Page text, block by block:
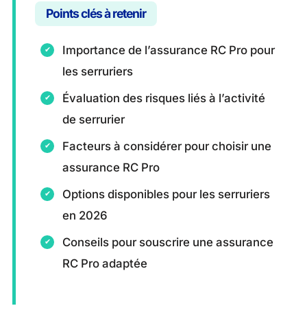
Points clés à retenir
Importance de l’assurance RC Pro pour
les serruriers
Évaluation des risques liés à l’activité
de serrurier
Facteurs à considérer pour choisir une
assurance RC Pro
Options disponibles pour les serruriers
en 2026
Conseils pour souscrire une assurance
RC Pro adaptée